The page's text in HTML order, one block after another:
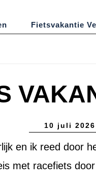
Fietsvakantie
10 juli 2026
en ik reed door
met racefiets